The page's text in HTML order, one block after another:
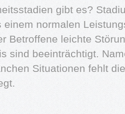
gibt es?
einem normalen
Betroffene leichte
sind beeinträchtigt.
Situationen fehlt